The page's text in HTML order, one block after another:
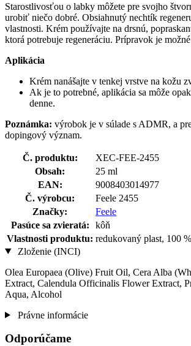
Starostlivosťou o labky môžete pre svojho
urobiť niečo dobré. Obsiahnutý nechtík
vlastnosti. Krém používajte na drsnú,
ktorá potrebuje regeneráciu. Prípravok je
Aplikácia
Krém nanášajte v tenkej vrstve na kožu
Ak je to potrebné, aplikácia sa môže
denne.
Poznámka: výrobok je v súlade s ADMR, a
dopingový význam.
Č. produktu:
XEC-FEE-2455
Obsah:
25 ml
EAN:
9008403014977
Č. výrobcu:
Feele 2455
Značky:
Feele
Pasúce sa zvieratá:
kôň
Vlastnosti produktu: redukovaný plast, 100
Zloženie (INCI)
Olea Europaea (Olive) Fruit Oil, Cera Alba
Extract, Calendula Officinalis Flower Extract,
Aqua, Alcohol
Právne informácie
Odporúčame